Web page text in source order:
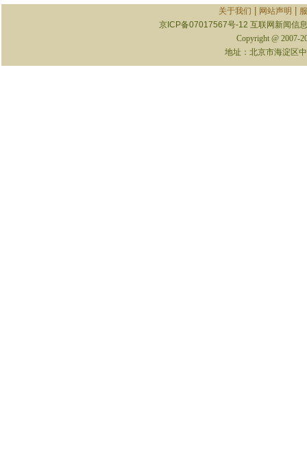
关于我们 网站声明
京ICP备07017567号-12 互联网新闻信
Copyright @ 2007-
地址：北京市海淀区